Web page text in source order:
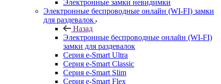
Электронные замки невидимки
Электронные беспроводные онлайн (WI-FI) замки
для раздевалок
Назад
Электронные беспроводные онлайн (WI-FI)
замки для раздевалок
Серия e-Smart Ultra
Серия e-Smart Classic
Серия e-Smart Slim
Серия e-Smart Flex